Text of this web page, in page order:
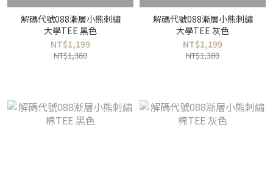
解碼代號088漸層小熊刺繡
大學TEE 黑色
NT$1,199
NT$1,380
解碼代號088漸層小熊刺繡
大學TEE 灰色
NT$1,199
NT$1,380